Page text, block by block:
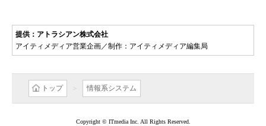
提供：アトラシアン株式会社
アイティメディア営業企画／制作：アイティメディア編集局
トップ 情報系システム
Copyright © ITmedia Inc. All Rights Reserved.